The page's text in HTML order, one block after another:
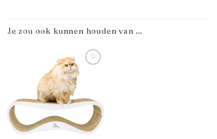
Je zou ook kunnen houden van …